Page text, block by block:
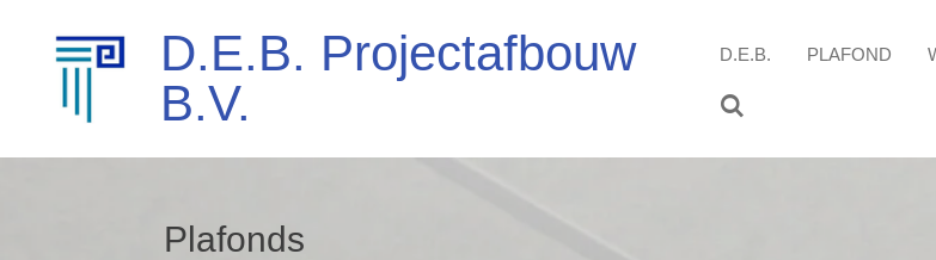
direct
hoofdinhoud
D.E.B. Projectafbouw
B.V.
D.E.B. PLAFOND
Plafonds